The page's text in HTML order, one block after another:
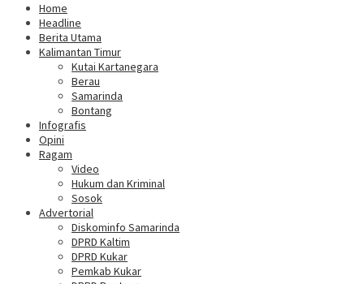
Home
Headline
Berita Utama
Kalimantan Timur
Kutai Kartanegara
Berau
Samarinda
Bontang
Infografis
Opini
Ragam
Video
Hukum dan Kriminal
Sosok
Advertorial
Diskominfo Samarinda
DPRD Kaltim
DPRD Kukar
Pemkab Kukar